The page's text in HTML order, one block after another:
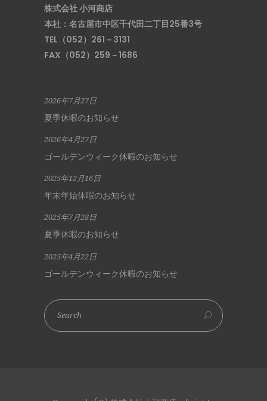
株式会社 小河商店
本社：名古屋市中区千代田二丁目25番3号
TEL（052）261－3131
FAX（052）259－1686
2026年7月27日
夏季休暇のお知らせ
2026年4月27日
ゴールデンウィーク休暇のお知らせ
2025年12月16日
年末年始休暇のお知らせ
2025年7月28日
夏季休暇のお知らせ
2025年4月22日
ゴールデンウィーク休暇のお知らせ